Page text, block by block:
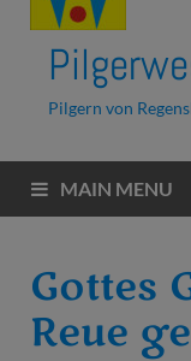
Pilgern von
MAIN MENU
Gottes
Reue